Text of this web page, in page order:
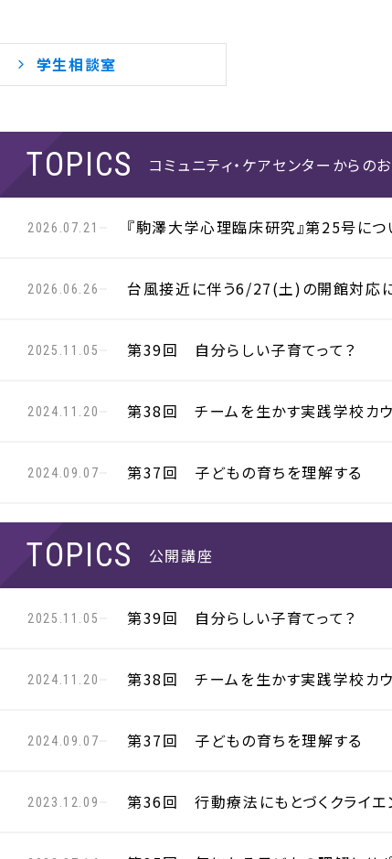
学生相談室
コミュニティ・ケアセンターからの
2026.07.21 『駒澤大学心理臨床研究』第25号につ
2026.06.26 台風接近に伴う6/27(土)の開館対応
2025.11.05 第39回 自分らしい子育てって？
2024.11.20 第38回 チームを生かす実践学校カ
2024.09.07 第37回 子どもの育ちを理解する
公開講座
2025.11.05 第39回 自分らしい子育てって？
2024.11.20 第38回 チームを生かす実践学校カ
2024.09.07 第37回 子どもの育ちを理解する
2023.12.09 第36回 行動療法にもとづくクライエ